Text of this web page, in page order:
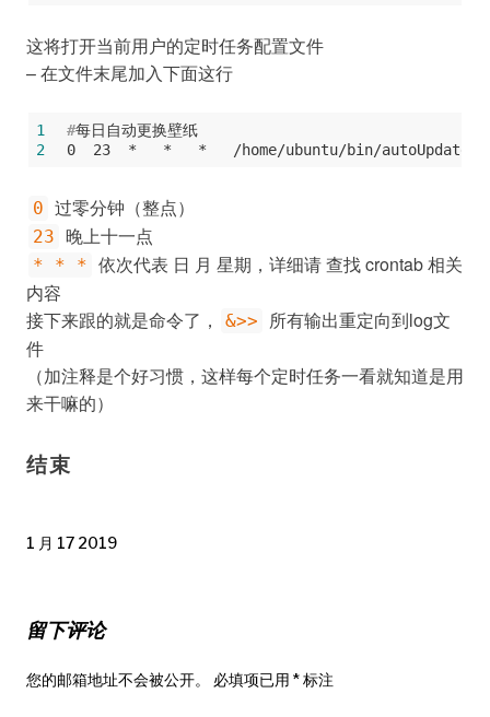
这将打开当前用户的定时任务配置文件
– 在文件末尾加入下面这行
1 #每日自动更换壁纸
2
0  23  *   *   *   /home/ubuntu/bin/
0 过零分钟（整点）
23 晚上十一点
* * * 依次代表 日 月 星期，详细请 查找 crontab 相关
内容
接下来跟的就是命令了，
&>>
所有输出重定向到log文
件
（加注释是个好习惯，这样每个定时任务一看就知道是用
来干嘛的）
结束
1 月 17 2019
留下评论
您的邮箱地址不会被公开。 必填项已用 *标注